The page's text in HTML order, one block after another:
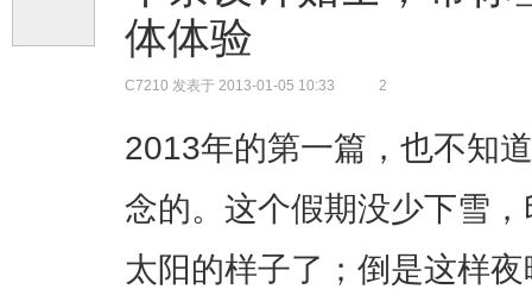
体体验
C7210 发表于 2013-01-05 10:33 2
2013年的第一篇，也不知
念的。这个假期没少下雪
太阳的样子了；倒是这样